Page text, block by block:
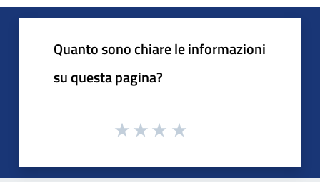
Quanto sono chiare le informazioni
su questa pagina?